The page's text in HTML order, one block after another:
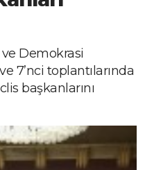
Demokrasi
7’nci toplantılarında
başkanlarını